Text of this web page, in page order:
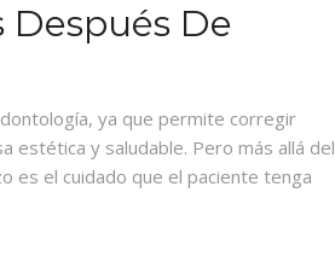
Después De
ya que permite corregir
estética y saludable. Pero más allá del
es el cuidado que el paciente tenga